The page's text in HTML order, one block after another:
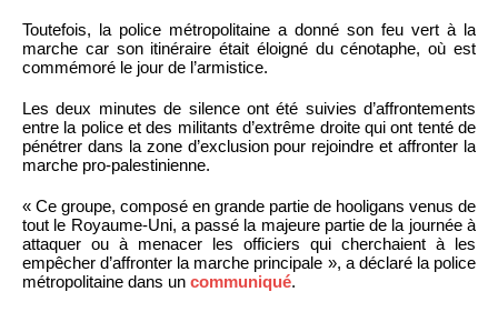
Toutefois, la police métropolitaine a donné son feu vert à la
marche car son itinéraire était éloigné du cénotaphe, où est
commémoré le jour de l’armistice.
Les deux minutes de silence ont été suivies d’affrontements
entre la police et des militants d’extrême droite qui ont tenté de
pénétrer dans la zone d’exclusion pour rejoindre et affronter la
marche pro-palestinienne.
« Ce groupe, composé en grande partie de hooligans venus de
tout le Royaume-Uni, a passé la majeure partie de la journée à
attaquer ou à menacer les officiers qui cherchaient à les
empêcher d’affronter la marche principale », a déclaré la police
métropolitaine dans un communiqué.